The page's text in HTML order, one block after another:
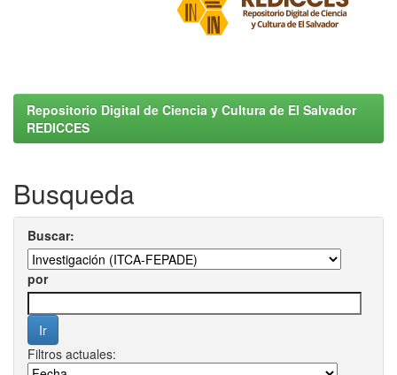
Repositorio Digital de Ciencia y Cultura de El Salvador
REDICCES
Busqueda
Buscar:
por
Filtros actuales: